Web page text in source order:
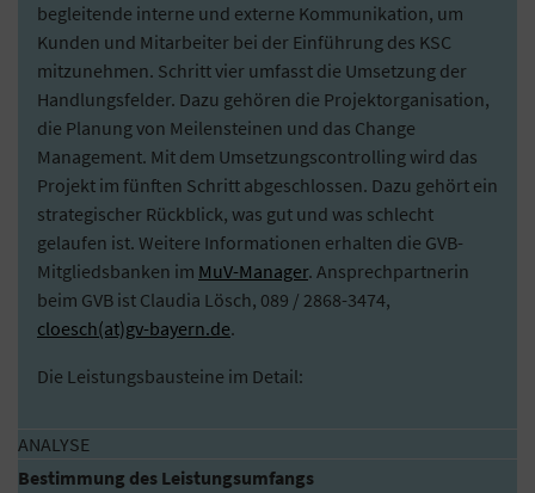
begleitende interne und externe Kommunikation, um
Kunden und Mitarbeiter bei der Einführung des KSC
mitzunehmen. Schritt vier umfasst die Umsetzung der
Handlungsfelder. Dazu gehören die Projektorganisation,
die Planung von Meilensteinen und das Change
Management. Mit dem Umsetzungscontrolling wird das
Projekt im fünften Schritt abgeschlossen. Dazu gehört ein
strategischer Rückblick, was gut und was schlecht
gelaufen ist. Weitere Informationen erhalten die GVB-
Mitgliedsbanken im MuV-Manager. Ansprechpartnerin
beim GVB ist Claudia Lösch, 089 / 2868-3474,
cloesch(at)gv-bayern.de.
Die Leistungsbausteine im Detail:
ANALYSE
Bestimmung des Leistungsumfangs